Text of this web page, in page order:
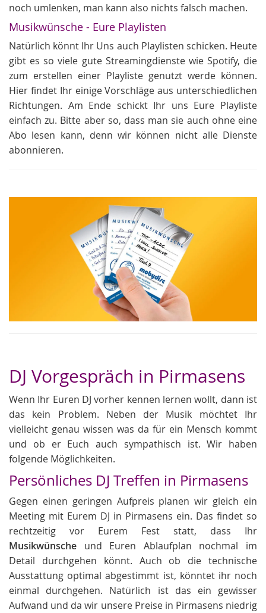
noch umlenken, man kann also nichts falsch machen.
Musikwünsche - Eure Playlisten
Natürlich könnt Ihr Uns auch Playlisten schicken. Heute
gibt es so viele gute Streamingdienste wie Spotify, die
zum erstellen einer Playliste genutzt werde können.
Hier findet Ihr einige Vorschläge aus unterschiedlichen
Richtungen. Am Ende schickt Ihr uns Eure Playliste
einfach zu. Bitte aber so, dass man sie auch ohne eine
Abo lesen kann, denn wir können nicht alle Dienste
abonnieren.
DJ Vorgespräch in Pirmasens
Wenn Ihr Euren DJ vorher kennen lernen wollt, dann ist
das kein Problem. Neben der Musik möchtet Ihr
vielleicht genau wissen was da für ein Mensch kommt
und ob er Euch auch sympathisch ist. Wir haben
folgende Möglichkeiten.
Persönliches DJ Treffen in Pirmasens
Gegen einen geringen Aufpreis planen wir gleich ein
Meeting mit Eurem DJ in Pirmasens ein. Das findet so
rechtzeitig vor Eurem Fest statt, dass Ihr
Musikwünsche und Euren Ablaufplan nochmal im
Detail durchgehen könnt. Auch ob die technische
Ausstattung optimal abgestimmt ist, könntet ihr noch
einmal durchgehen. Natürlich ist das ein gewisser
Aufwand und da wir unsere Preise in Pirmasens niedrig